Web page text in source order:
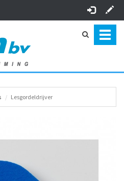
Lesgordeldrijver